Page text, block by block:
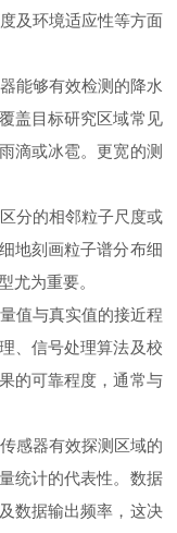
及环境适应性等方面
能够有效检测的降水
盖目标研究区域常见
滴或冰雹。更宽的测
分的相邻粒子尺度或
地刻画粒子谱分布细
尤为重要。
值与真实值的接近程
、信号处理算法及校
的可靠程度，通常与
感器有效探测区域的
统计的代表性。数据
数据输出频率，这决